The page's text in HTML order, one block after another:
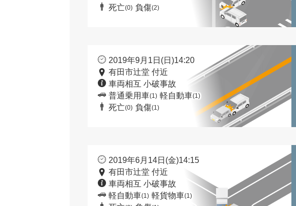
死亡(0) 負傷(2)
2019年9月1日(日)14:20
有田市辻堂 付近
車両相互 小破事故
普通乗用車(1) 軽自動車(1)
死亡(0) 負傷(1)
2019年6月14日(金)14:15
有田市辻堂 付近
車両相互 小破事故
軽自動車(1) 軽貨物車(1)